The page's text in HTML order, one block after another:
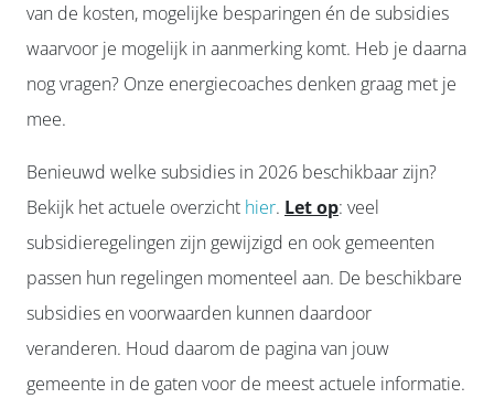
van de kosten, mogelijke besparingen én de subsidies
waarvoor je mogelijk in aanmerking komt. Heb je daarna
nog vragen? Onze energiecoaches denken graag met je
mee.
Benieuwd welke subsidies in 2026 beschikbaar zijn?
Bekijk het actuele overzicht hier. Let op: veel
subsidieregelingen zijn gewijzigd en ook gemeenten
passen hun regelingen momenteel aan. De beschikbare
subsidies en voorwaarden kunnen daardoor
veranderen. Houd daarom de pagina van jouw
gemeente in de gaten voor de meest actuele informatie.